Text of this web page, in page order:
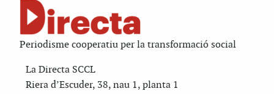
Periodisme cooperatiu per la transformació social
La Directa SCCL
Riera d’Escuder, 38, nau 1, planta 1